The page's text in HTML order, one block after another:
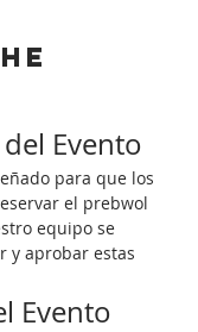
Evento
para que los
el prebwol
equipo se
y aprobar estas
Evento